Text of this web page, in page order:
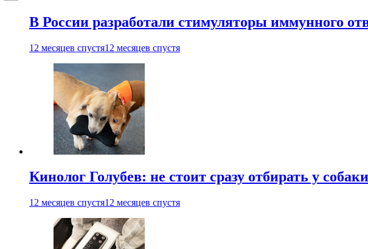
В России разработали стимуляторы иммунного
12 месяцев спустя12 месяцев спустя
Кинолог Голубев: не стоит сразу отбирать у
12 месяцев спустя12 месяцев спустя